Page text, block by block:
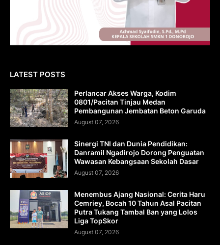
LATEST POSTS
Perlancar Akses Warga, Kodim
0801/Pacitan Tinjau Medan
Pembangunan Jembatan Beton Garuda
August 07, 2026
Sinergi TNI dan Dunia Pendidikan:
Danramil Ngadirojo Dorong Penguatan
Wawasan Kebangsaan Sekolah Dasar
August 07, 2026
Menembus Ajang Nasional: Cerita Haru
Cemriey, Bocah 10 Tahun Asal Pacitan
Putra Tukang Tambal Ban yang Lolos
Liga TopSkor
August 07, 2026